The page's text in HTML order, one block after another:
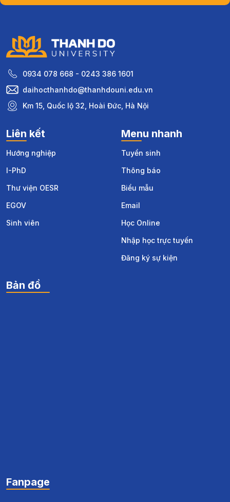
0934 078 668 - 0243 386 1601
daihocthanhdo@thanhdouni.edu.vn
Km 15, Quốc lộ 32, Hoài Đức, Hà Nội
Liên kết
Hướng nghiệp
I-PhD
Thư viện OESR
EGOV
Sinh viên
Menu nhanh
Tuyển sinh
Thông báo
Biểu mẫu
Email
Học Online
Nhập học trực tuyến
Đăng ký sự kiện
Bản đồ
Fanpage